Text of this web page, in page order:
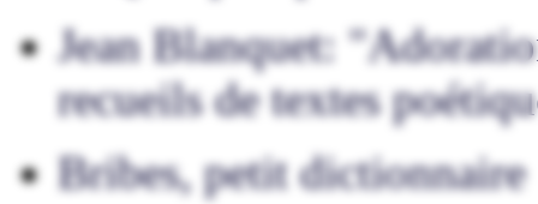
Jean Blanquet:
recueils de textes
Bribes, petit